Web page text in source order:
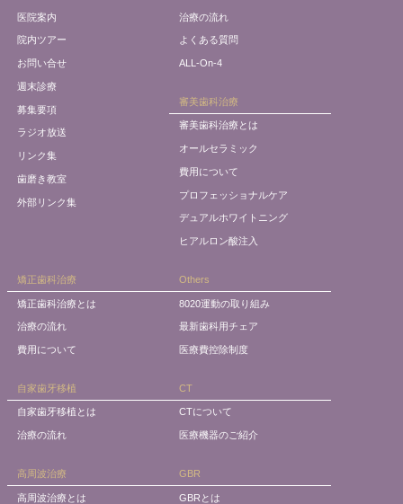
医院案内
院内ツアー
お問い合せ
週末診療
募集要項
ラジオ放送
リンク集
歯磨き教室
外部リンク集
治療の流れ
よくある質問
ALL-On-4
審美歯科治療
審美歯科治療とは
オールセラミック
費用について
プロフェッショナルケア
デュアルホワイトニング
ヒアルロン酸注入
矯正歯科治療
矯正歯科治療とは
治療の流れ
費用について
Others
8020運動の取り組み
最新歯科用チェア
医療費控除制度
自家歯牙移植
自家歯牙移植とは
治療の流れ
CT
CTについて
医療機器のご紹介
高周波治療
高周波治療とは
GBR
GBRとは